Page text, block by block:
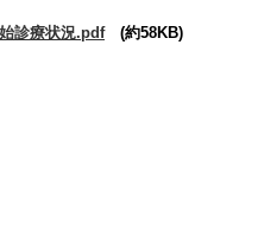
診療状況.pdf(約58KB)